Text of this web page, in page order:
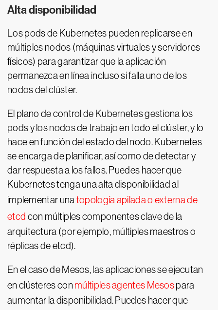
Alta disponibilidad
Los pods de Kubernetes pueden replicarse en
múltiples nodos (máquinas virtuales y servidores
físicos) para garantizar que la aplicación
permanezca en línea incluso si falla uno de los
nodos del clúster.
El plano de control de Kubernetes gestiona los
pods y los nodos de trabajo en todo el clúster, y lo
hace en función del estado del nodo. Kubernetes
se encarga de planificar, así como de detectar y
dar respuesta a los fallos. Puedes hacer que
Kubernetes tenga una alta disponibilidad al
implementar una topología apilada o externa de
etcd con múltiples componentes clave de la
arquitectura (por ejemplo, múltiples maestros o
réplicas de etcd).
En el caso de Mesos, las aplicaciones se ejecutan
en clústeres con múltiples agentes Mesospara
aumentar la disponibilidad. Puedes hacer que